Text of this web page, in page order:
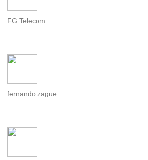
FG Telecom
fernando zague